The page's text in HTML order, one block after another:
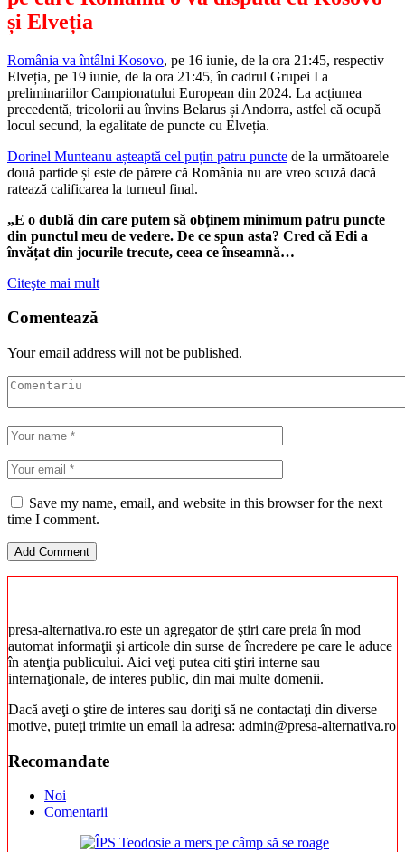
și Elveția
România va întâlni Kosovo, pe 16 iunie, de la ora 21:45, respectiv
Elveția, pe 19 iunie, de la ora 21:45, în cadrul Grupei I a
preliminariilor Campionatului European din 2024. La acțiunea
precedentă, tricolorii au învins Belarus și Andorra, astfel că ocupă
locul secund, la egalitate de puncte cu Elveția.
Dorinel Munteanu așteaptă cel puțin patru puncte de la următoarele
două partide și este de părere că România nu are vreo scuză dacă
ratează calificarea la turneul final.
„E o dublă din care putem să obținem minimum patru puncte
din punctul meu de vedere. De ce spun asta? Cred că Edi a
învățat din jocurile trecute, ceea ce înseamnă…
Citeşte mai mult
Comentează
Your email address will not be published.
Save my name, email, and website in this browser for the next
time I comment.
presa-alternativa.ro este un agregator de ştiri care preia în mod
automat informaţii şi articole din surse de încredere pe care le aduce
în atenţia publicului. Aici veţi putea citi ştiri interne sau
internaţionale, de interes public, din mai multe domenii.
Dacă aveţi o ştire de interes sau doriţi să ne contactaţi din diverse
motive, puteţi trimite un email la adresa: admin@presa-alternativa.ro
Recomandate
Noi
Comentarii